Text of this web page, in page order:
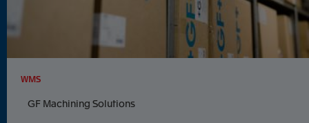
WMS
GF Machining Solutions